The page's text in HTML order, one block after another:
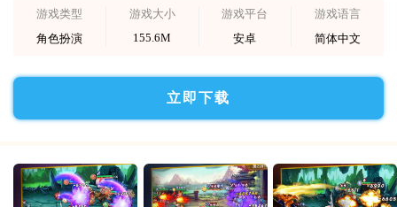
游戏类型
角色扮演
游戏大小
155.6M
游戏平台
安卓
游戏语言
简体中文
立即下载